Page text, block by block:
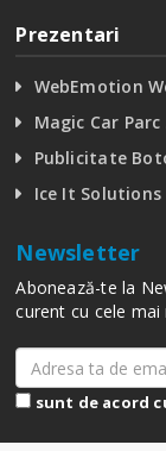
Prezentari
WebEmotion
Magic Car
Publicitate
Ice It Solutions
Newsletter
Abonează-te la
curent cu cele
sunt de acord